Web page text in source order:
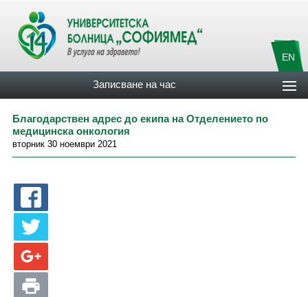
EN
Записване на час
Благодарствен адрес до екипа на Отделението по
медицинска онкология
вторник 30 ноември 2021